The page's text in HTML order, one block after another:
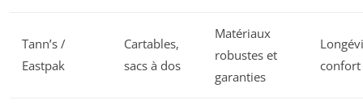
Tann’s /
Eastpak
Cartables,
sacs à dos
Matériaux
robustes et
garanties
confort